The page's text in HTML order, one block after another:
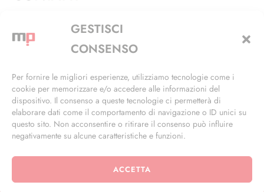
GESTISCI
CONSENSO
Per fornire le migliori esperienze, utilizziamo tecnologie come i
cookie per memorizzare e/o accedere alle informazioni del
dispositivo. Il consenso a queste tecnologie ci permetterà di
elaborare dati come il comportamento di navigazione o ID unici su
questo sito. Non acconsentire o ritirare il consenso può influire
negativamente su alcune caratteristiche e funzioni.
ACCETTA
Via Alfieri, 27 - Trezzano Sul Naviglio (MI)
+39 02 4846 3155
info@masterphil.it